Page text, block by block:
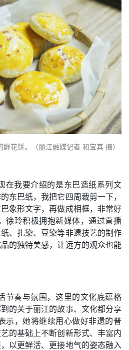
花饼。（丽江融媒记者 和宝其 摄）
在我要介绍的是东巴造纸系列文
东巴纸，我把它四周裁剪一下，
象形文字，再做成相框，非常好
徐玲积极拥抱新媒体，通过直播
、扎染、豆染等非遗技艺的制作
的独特美感，让远方的观众也能
节奏与氛围，这里的文化底蕴格
的关于丽江的故事、文化都分享
示，她将继续用心做好非遗的普
的基础上不断创新形式、丰富内
以更鲜活、更接地气的姿态融入